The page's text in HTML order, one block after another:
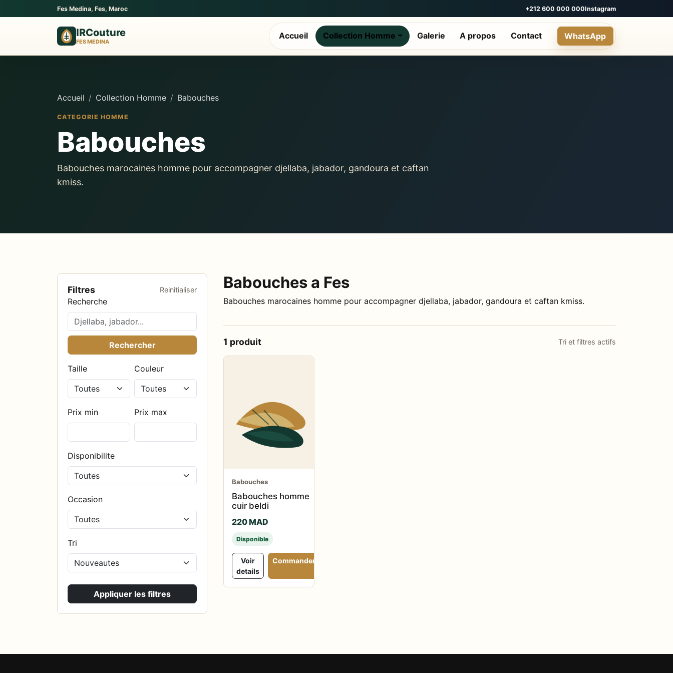
Fes Medina, Fes, Maroc +212 600 000 000Instagram
IRCouture
FES MEDINA
Accueil Collection Homme Galerie A propos Contact WhatsApp
Accueil Collection Homme Babouches
CATEGORIE HOMME
Babouches
Babouches marocaines homme pour accompagner djellaba, jabador, gandoura et caftan
kmiss.
Filtres Reinitialiser
Recherche
Rechercher
Taille Couleur
Prix min Prix max
Disponibilite
Occasion
Tri
Appliquer les filtres
Babouches a Fes
Babouches marocaines homme pour accompagner djellaba, jabador, gandoura et caftan kmiss.
1 produit Tri et filtres actifs
Babouches
Babouches homme
cuir beldi
220 MAD
Disponible
Voir
details
Commander